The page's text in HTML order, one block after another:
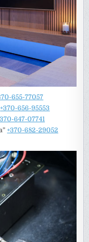
655-77057
+370-656-95553
647-07741
+370-682-29052